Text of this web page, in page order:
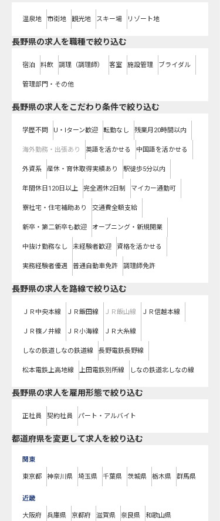
温泉地 市街地 観光地 スキー場 リゾート地
長野県の求人を職種で絞り込む
宿泊 料飲 調理（調理師） 客室 施設管理 ブライダル
管理部門・その他
長野県の求人をこだわり条件で絞り込む
学歴不問 U・Iターン歓迎 転勤なし 残業月20時間以内
海外勤務・出張あり 英語を活かせる 中国語を活かせる
外資系 産休・育休取得実績あり 駅徒歩5分以内
年間休日120日以上 完全週休2日制 マイカー通勤可
寮社宅・住宅補助あり 交通費全額支給
新卒・第二新卒も歓迎 オープニング・新規開業
中抜け勤務なし 未経験者歓迎 資格を活かせる
実務経験者優遇 普通自動車免許 調理師免許
長野県の求人を路線で絞り込む
ＪＲ中央本線 ＪＲ飯田線 ＪＲ飯山線 ＪＲ信越本線
ＪＲ篠ノ井線 ＪＲ小海線 ＪＲ大糸線
しなの鉄道しなの鉄道線 長野電鉄長野線
松本電鉄上高地線 上田電鉄別所線 しなの鉄道北しなの線
長野県の求人を雇用形態で絞り込む
正社員 契約社員 パート・アルバイト
都道府県を変更して求人を絞り込む
関東
東京都 神奈川県 埼玉県 千葉県 茨城県 栃木県 群馬県
近畿
大阪府 兵庫県 京都府 滋賀県 奈良県 和歌山県